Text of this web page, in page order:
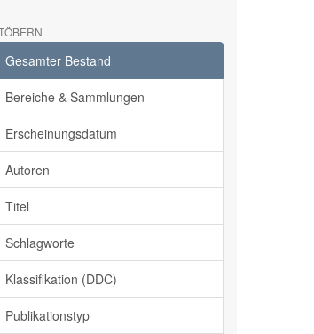
Gesamter Bestand
Bereiche & Sammlungen
Erscheinungsdatum
Autoren
Titel
Schlagworte
Klassifikation (DDC)
Publikationstyp